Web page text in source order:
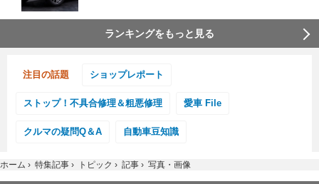
ランキングをもっと見る
注目の話題 ショップレポート
ストップ！不具合修理＆粗悪修理 愛車 File
クルマの疑問Q＆A 自動車豆知識
ホーム › 特集記事 › トピック › 記事 › 写真・画像